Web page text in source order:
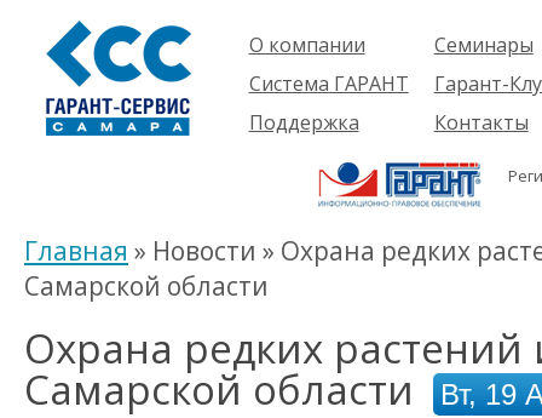
О компании
Компания
Проекты
Партнеры
Вакансии
Реквизиты
Информация
Система ГАРАНТ
О системе
решения
Комплекты
Новинки
История
Поддержка
Пользователям
Будущим
пользователям
Семинары
Об услуге
семинары
Гарант-
Контакты
Главная » Новости » Охрана редких
Самарской области
Охрана редких
Самарской области Вт, 19